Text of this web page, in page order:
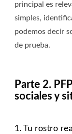
principal es
simples,
podemos decir
de prueba.
Parte 2.
sociales y
1. Tu rostro real